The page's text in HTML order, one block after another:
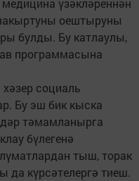
үзәкләреннән
оештыруны
булды. Бу катлаулы,
программасына
социаль
Бу эш бик кыска
тәмамланырга
бүлегенә
тыш, торак
күрсәтелергә тиеш.